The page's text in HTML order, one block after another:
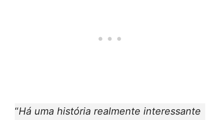
“Há uma história realmente interessante